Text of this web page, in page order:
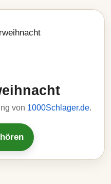
von 1000Schlager.de.